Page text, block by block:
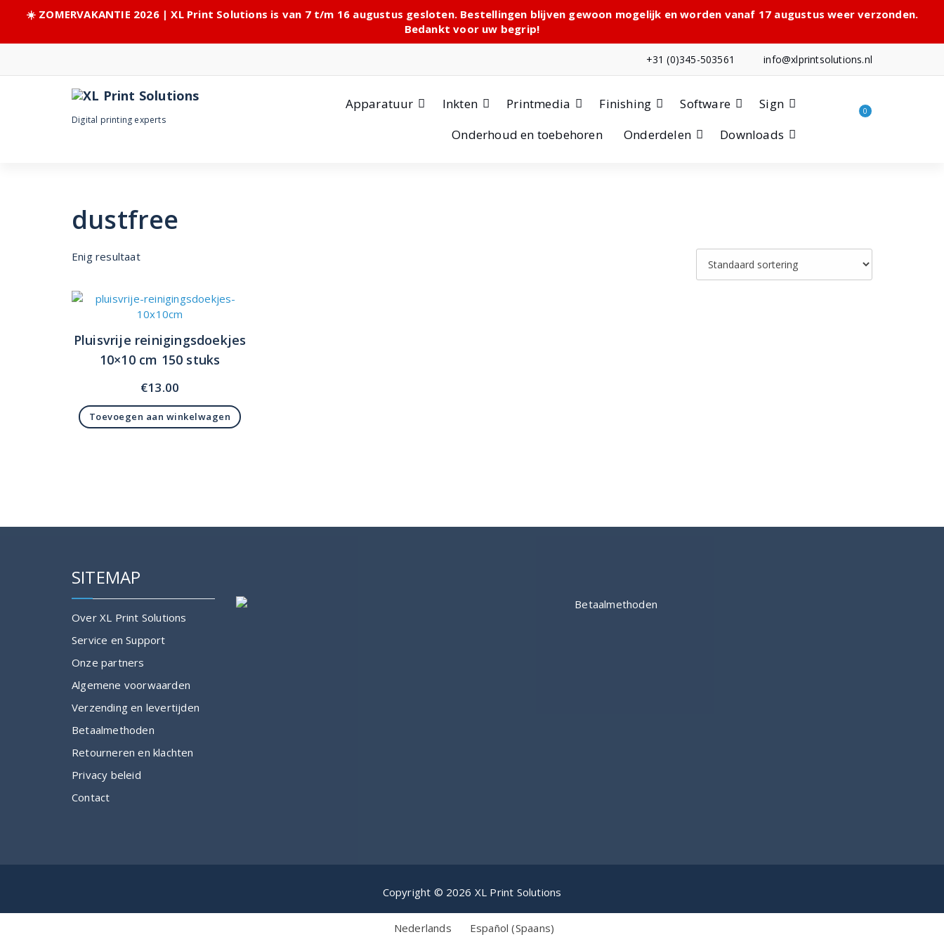
☀️ ZOMERVAKANTIE 2026 | XL Print Solutions is van 7 t/m 16 augustus gesloten. Bestellingen blijven gewoon mogelijk en worden vanaf 17 augustus weer verzonden.
Bedankt voor uw begrip!
info@xlprintsolutions.nl
+31 (0)345-503561
Digital printing experts
Apparatuur Inkten Printmedia Finishing Software
Sign
Onderhoud en toebehoren
Onderdelen Downloads
0
dustfree
Enig resultaat
Pluisvrije reinigingsdoekjes
10×10 cm 150 stuks
€13.00
Toevoegen aan winkelwagen
SITEMAP
Over XL Print Solutions
Service en Support
Onze partners
Algemene voorwaarden
Verzending en levertijden
Betaalmethoden
Retourneren en klachten
Privacy beleid
Contact
Copyright © 2026 XL Print Solutions
Nederlands Español (Spaans)